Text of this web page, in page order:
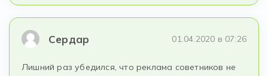
Сердар 01.04.2020 в 07:26
Лишний раз убедился, что реклама советников не